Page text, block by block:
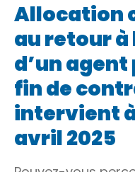
Allocation
au retour à
d’un
fin de
intervient
avril 2025